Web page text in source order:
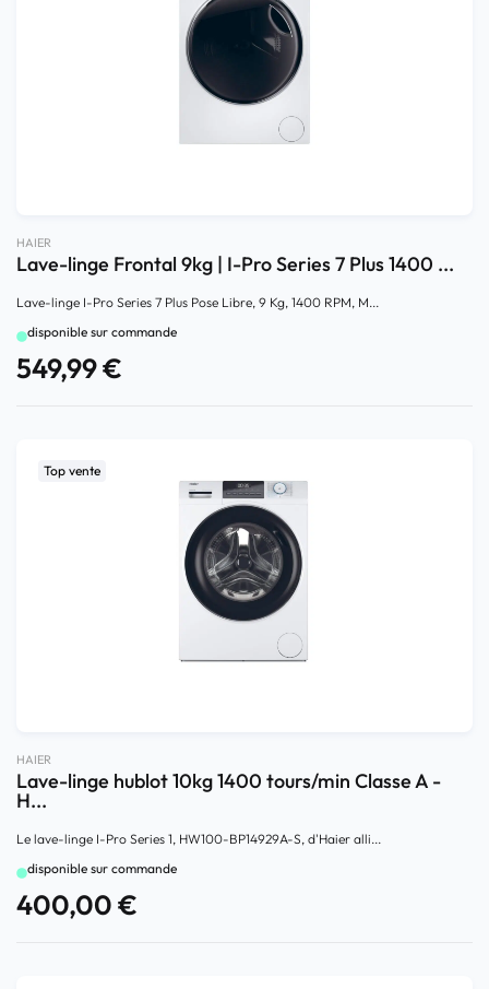
HAIER
Lave-linge Frontal 9kg | I-Pro Series 7 Plus 1400 ...
Lave-linge I-Pro Series 7 Plus Pose Libre, 9 Kg, 1400 RPM, M...
disponible sur commande
549,99€
Top vente
HAIER
Lave-linge hublot 10kg 1400 tours/min Classe A -
H...
Le lave-linge I-Pro Series 1, HW100-BP14929A-S, d'Haier alli...
disponible sur commande
400,00€